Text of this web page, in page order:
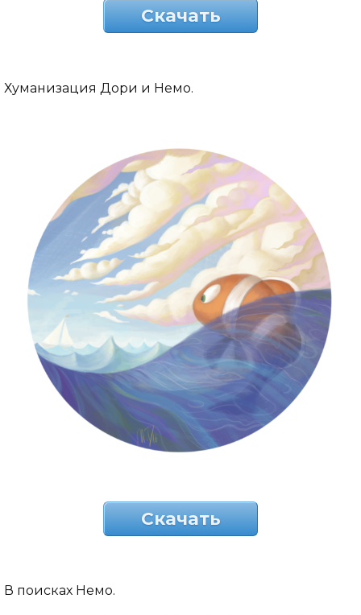
Скачать
Хуманизация Дори и Немо.
Скачать
В поисках Немо.